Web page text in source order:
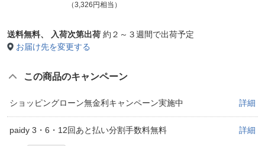
（3,326円相当）
送料無料、 入荷次第出荷 約２～３週間で出荷予定
お届け先を変更する
この商品のキャンペーン
ショッピングローン無金利キャンペーン実施中 詳細
paidy 3・6・12回あと払い分割手数料無料 詳細